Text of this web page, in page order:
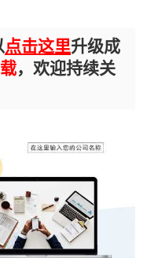
点击这里升级成
，欢迎持续关